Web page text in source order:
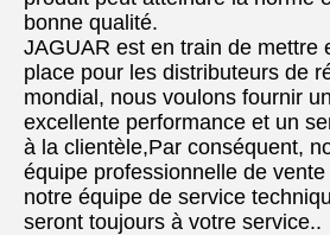
bonne qualité.
JAGUAR est en train de mettre
place pour les distributeurs de
mondial, nous voulons fournir
excellente performance et un
à la clientèle,Par conséquent,
équipe professionnelle de vente
notre équipe de service
seront toujours à votre service..